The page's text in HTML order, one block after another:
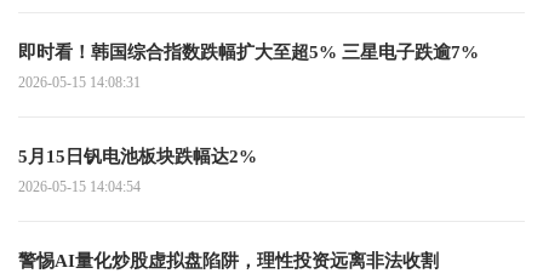
即时看！韩国综合指数跌幅扩大至超5% 三星电子跌逾7%
2026-05-15 14:08:31
5月15日钒电池板块跌幅达2%
2026-05-15 14:04:54
警惕AI量化炒股虚拟盘陷阱，理性投资远离非法收割